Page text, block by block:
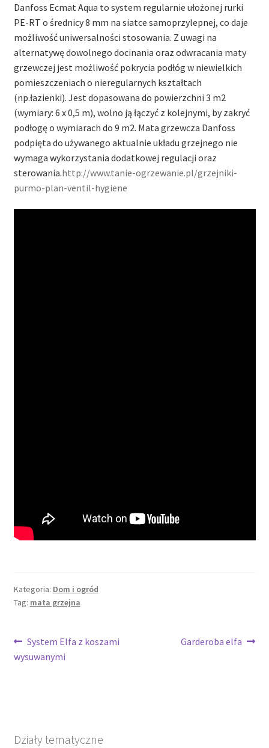
Danfoss Ecmat Aqua to system regularnie ułożonej rurki
PE-RT o średnicy 8 mm na siatce samoprzylepnej, co daje
możliwość uniwersalności stosowania. Z uwagi na
alternatywę dowolnego docinania oraz odwracania maty
grzewczej jest możliwość pokrycia podłóg w niewielkich
pomieszczeniach o nieregularnych kształtach
(np.łazienki). Jest dopasowana do powierzchni 3 m2
(wymiary: 6 x 0,5 m), wolno ją łączyć z kolejnymi, by zakryć
podłogę o wymiarach do 9 m2. Mata grzewcza Danfoss
podpięta do używanego aktualnie układu grzejnego nie
wymaga wykorzystania dodatkowej regulacji oraz
sterowania.http://www.tanie-ogrzewanie.pl/grzejniki-
purmo-plan-ventil-hygiene
Kategoria: Dom i ogród
Tag: mata grzejna
Nawigacja
wpisu
Poprzedni
wpis:
System Elfa z koszami
wysuwanymi
Następny
Garderoba elfa
Działy tematyczne